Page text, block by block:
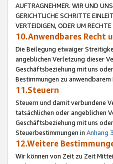
AUFTRAGNEHMER. WIR UND
GERICHTLICHE SCHRITTE
VERTEIDIGEN, ODER UM
10.Anwendbares Recht
Die Beilegung etwaiger
angeblichen Verletzung dieser
Geschäftsbeziehung mit uns
Bestimmungen zu
11.Steuern
Steuern und damit verbundene
tatsächlichen oder angeblichen
Geschäftsbeziehung mit uns
Steuerbestimmungen in Anhang 3
12.Weitere
Wir können von Zeit zu Zeit